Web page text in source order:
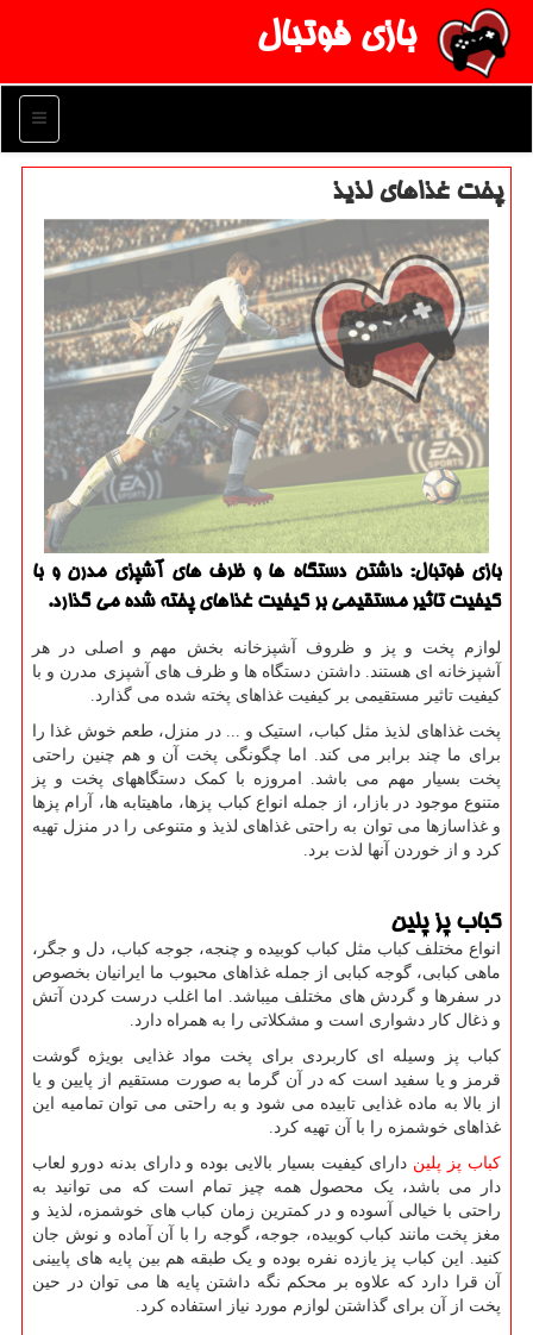
بازی فوتبال
منو
پخت غذاهای لذیذ
بازی فوتبال: داشتن دستگاه ها و ظرف های آشپزی مدرن و با
كیفیت تاثیر مستقیمی بر كیفیت غذاهای پخته شده می گذارد.
لوازم پخت و پز و ظروف آشپزخانه بخش مهم و اصلی در هر
آشپزخانه ای هستند. داشتن دستگاه ها و ظرف های آشپزی مدرن و با
کیفیت تاثیر مستقیمی بر کیفیت غذاهای پخته شده می گذارد.
پخت غذاهای لذیذ مثل کباب، استیک و ... در منزل، طعم خوش غذا را
برای ما چند برابر می کند. اما چگونگی پخت آن و هم چنین راحتی
پخت بسیار مهم می باشد. امروزه با کمک دستگاههای پخت و پز
متنوع موجود در بازار، از جمله انواع کباب پزها، ماهیتابه ها، آرام پزها
و غذاسازها می توان به راحتی غذاهای لذیذ و متنوعی را در منزل تهیه
کرد و از خوردن آنها لذت برد.
کباب پز پلین
انواع مختلف کباب مثل کباب کوبیده و چنجه، جوجه کباب، دل و جگر،
ماهی کبابی، گوجه کبابی از جمله غذاهای محبوب ما ایرانیان بخصوص
در سفرها و گردش های مختلف میباشد. اما اغلب درست کردن آتش
و ذغال کار دشواری است و مشکلاتی را به همراه دارد.
کباب پز وسیله ای کاربردی برای پخت مواد غذایی بویژه گوشت
قرمز و یا سفید است که در آن گرما به صورت مستقیم از پایین و یا
از بالا به ماده غذایی تابیده می شود و به راحتی می توان تمامیه این
غذاهای خوشمزه را با آن تهیه کرد.
کباب پز پلین دارای کیفیت بسیار بالایی بوده و دارای بدنه دورو لعاب
دار می باشد، یک محصول همه چیز تمام است که می توانید به
راحتی با خیالی آسوده و در کمترین زمان کباب های خوشمزه، لذیذ و
مغز پخت مانند کباب کوبیده، جوجه، گوجه را با آن آماده و نوش جان
کنید. این کباب پز یازده نفره بوده و یک طبقه هم بین پایه های پایینی
آن قرا دارد که علاوه بر محکم نگه داشتن پایه ها می توان در حین
پخت از آن برای گذاشتن لوازم مورد نیاز استفاده کرد.